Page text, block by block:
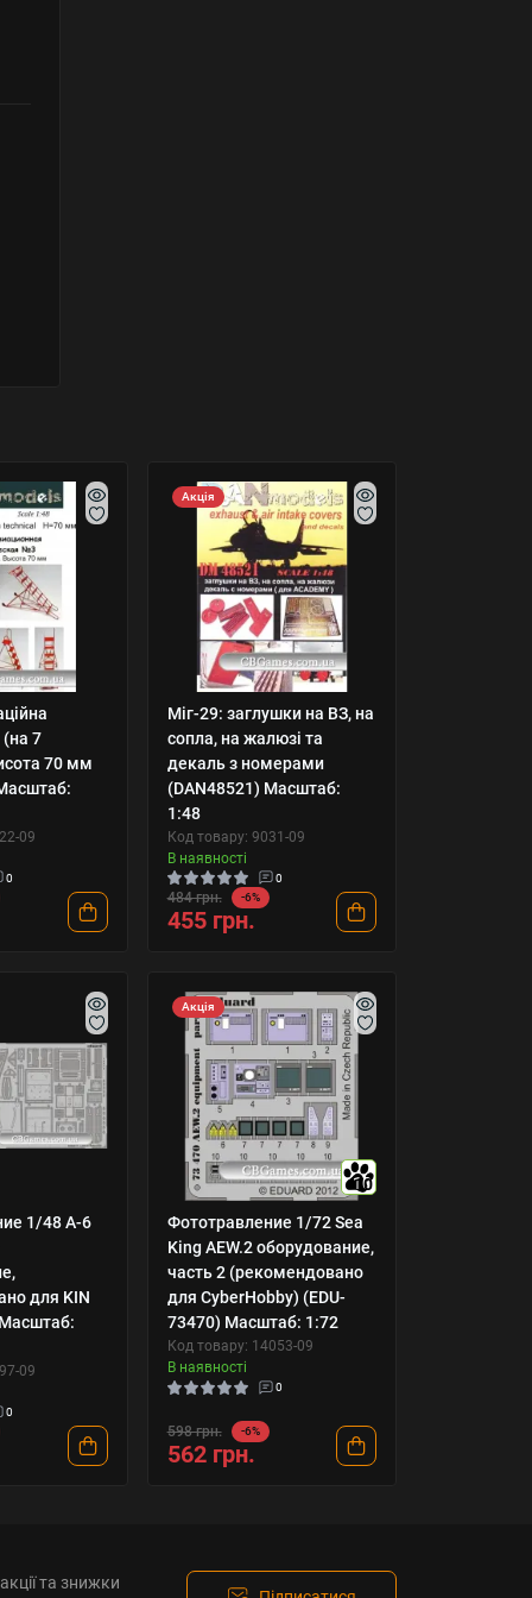
(на 7
70 мм
09
0
Акція
Міг-29: заглушки на ВЗ, на
сопла, на жалюзі та
декаль з номерами
(DAN48521) Масштаб:
1:48
Код товару: 9031-09
В наявності
0
484 грн. -6%
455 грн.
1/48 А-6
для KIN
09
0
Акція
10
Фототравление 1/72 Sea
King AEW.2 оборудование,
часть 2 (рекомендовано
для CyberHobby) (EDU-
73470) Масштаб: 1:72
Код товару: 14053-09
В наявності
0
598 грн. -6%
562 грн.
та знижки